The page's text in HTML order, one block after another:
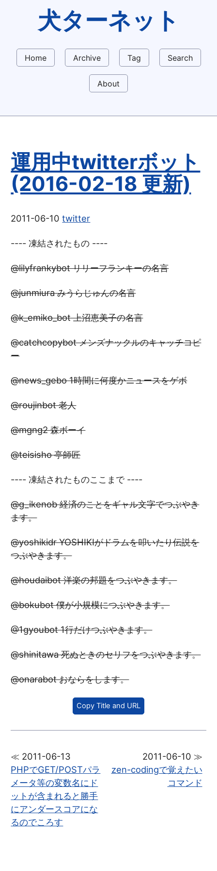
犬ターネット
Home Archive Tag Search
About
運用中twitterボット
(2016-02-18 更新)
2011-06-10twitter
---- 凍結されたもの ----
@lilyfrankybot リリーフランキーの名言
@junmiura みうらじゅんの名言
@k_emiko_bot 上沼恵美子の名言
@catchcopybot メンズナックルのキャッチコピ
ー
@news_gebo 1時間に何度かニュースをゲボ
@roujinbot 老人
@mgng2 森ボーイ
@teisisho 亭師匠
---- 凍結されたものここまで ----
@g_ikenob 経済のことをギャル文字でつぶやき
ます。
@yoshikidr YOSHIKIがドラムを叩いたり伝説を
つぶやきます。
@houdaibot 洋楽の邦題をつぶやきます。
@bokubot 僕が小規模につぶやきます。
@1gyoubot 1行だけつぶやきます。
@shinitawa 死ぬときのセリフをつぶやきます。
@onarabot おならをします。
Copy Title and URL
≪ 2011-06-13
PHPでGET/POSTパラ
メータ等の変数名にド
ットが含まれると勝手
にアンダースコアにな
るのでころす
2011-06-10 ≫
zen-codingで覚えたい
コマンド